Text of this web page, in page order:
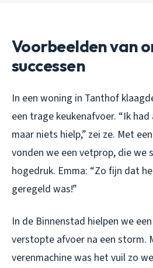
Voorbeelden van
successen
In een woning in Tanthof
een trage keukenafvoer. “Ik
maar niets hielp,” zei ze. Met
vonden we een vetprop, die we
hogedruk. Emma: “Zo fijn dat
geregeld was!”
In de Binnenstad hielpen we
verstopte afvoer na een storm.
verenmachine was het vuil zo